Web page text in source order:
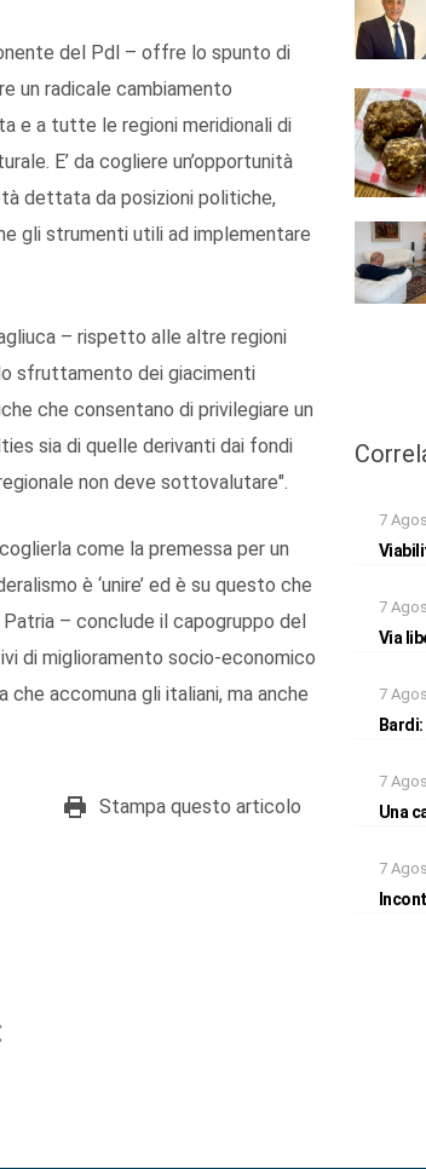
del Pdl – offre lo spunto di
un radicale cambiamento
e a tutte le regioni meridionali di
E’ da cogliere un’opportunità
dettata da posizioni politiche,
gli strumenti utili ad implementare
– rispetto alle altre regioni
sfruttamento dei giacimenti
che consentano di privilegiare un
sia di quelle derivanti dai fondi
non deve sottovalutare".
come la premessa per un
è ‘unire’ ed è su questo che
– conclude il capogruppo del
di miglioramento socio-economico
accomuna gli italiani, ma anche
Stampa questo articolo
7
7
Via
7
7
Una
7